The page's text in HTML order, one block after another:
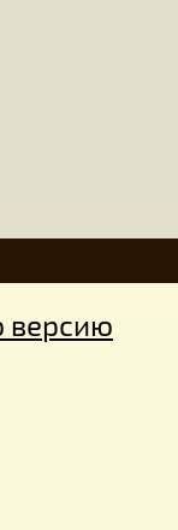
версию